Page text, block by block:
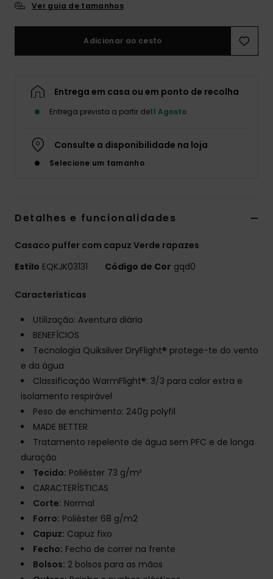
Ver guia de tamanhos
Adicionar ao cesto
Entrega em casa ou em ponto de recolha
Entrega prevista a partir de11 Agosto
Consulte a disponibilidade na loja
Selecione um tamanho
Detalhes e funcionalidades
Casaco puffer com capuz Verde rapazes
Estilo EQKJK03131 Código de Cor gqd0
Características
Utilização: Aventura diária
BENEFÍCIOS
Tecnologia Quiksilver DryFlight® protege-te do vento
e da água
Classificação WarmFlight®: 3/3 para calor extra e
isolamento respirável
Peso de enchimento: 240g polyfil
MADE BETTER
Tratamento repelente de água sem PFC e de longa
duração
Tecido: Poliéster 73 g/m²
CARACTERÍSTICAS
Corte: Normal
Forro: Poliéster 68 g/m2
Capuz: Capuz fixo
Fecho: Fecho de correr na frente
Bolsos: 2 bolsos para as mãos